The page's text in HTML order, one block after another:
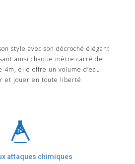
style avec son décroché élégant
ainsi chaque mètre carré de
4m, elle offre un volume d’eau
et jouer en toute liberté.
Bouclier anti-UV